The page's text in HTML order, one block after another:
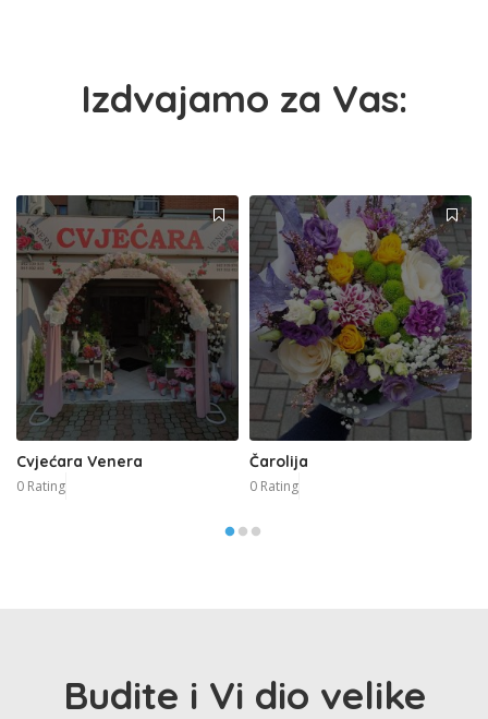
Izdvajamo za Vas:
Cvjećara Venera
0 Rating
Čarolija
0 Rating
Budite i Vi dio velike